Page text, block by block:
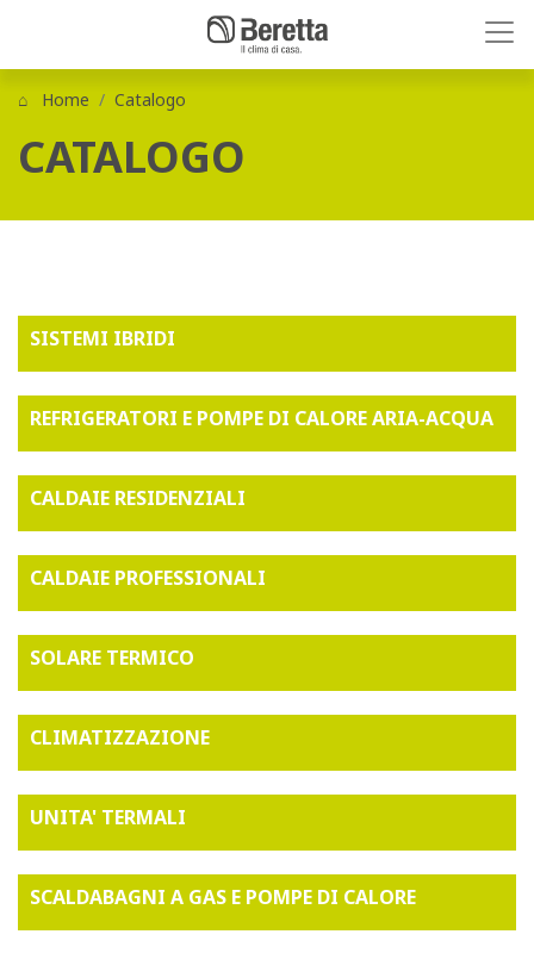
Home Catalogo
CATALOGO
SISTEMI IBRIDI
REFRIGERATORI E POMPE DI CALORE ARIA-ACQUA
CALDAIE RESIDENZIALI
CALDAIE PROFESSIONALI
SOLARE TERMICO
CLIMATIZZAZIONE
UNITA' TERMALI
SCALDABAGNI A GAS E POMPE DI CALORE